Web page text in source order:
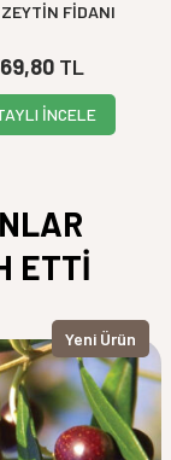
FİDANI
TL
İNCELE
ETTİ
Yeni Ürün